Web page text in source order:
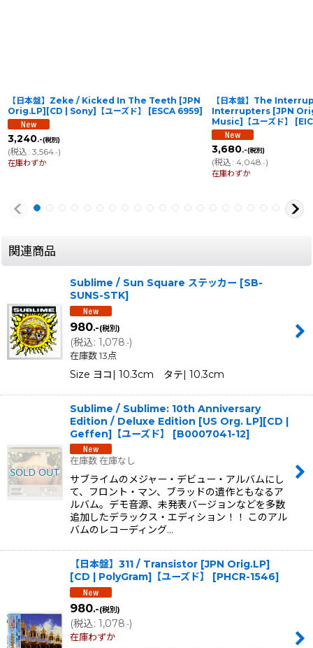
【日本盤】Zeke / Kicked In The Teeth [JPN
Orig.LP][CD | Sony]【ユーズド】
[ESCA 6959]
3,240.-(税別)
(税込: 3,564.-)
在庫わずか
【日本盤】The
Interrupters [JPN
Music]【ユーズド】
[
3,680.-(税別)
(税込: 4,048 .-)
在庫わずか
関連商品
Sublime / Sun Square ステッカー [SB-
SUNS-STK]
980.-(税別)
(税込: 1,078.-)
在庫数 13点
Size ヨコ| 10.3cm タテ| 10.3cm
Sublime / Sublime: 10th Anniversary
Edition / Deluxe Edition [US Org. LP][CD |
Geffen]【ユーズド】
[B0007041-12]
在庫数 在庫なし
サブライムのメジャー・デビュー・アルバムにし
て、フロント・マン、ブラッドの遺作ともなるア
ルバム。デモ音源、未発表バージョンなどを多数
追加したデラックス・エディション！！ このアル
バムのレコーディング…
【日本盤】311 / Transistor [JPN Orig.LP]
[CD | PolyGram]【ユーズド】
[PHCR-1546]
980.-(税別)
(税込: 1,078.-)
在庫わずか